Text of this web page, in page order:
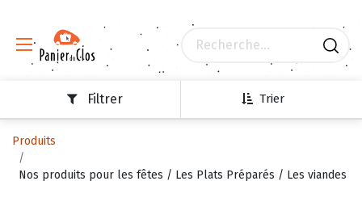
Trier
Filtrer
Produits
Nos produits pour les fêtes / Les Plats Préparés / Les viandes